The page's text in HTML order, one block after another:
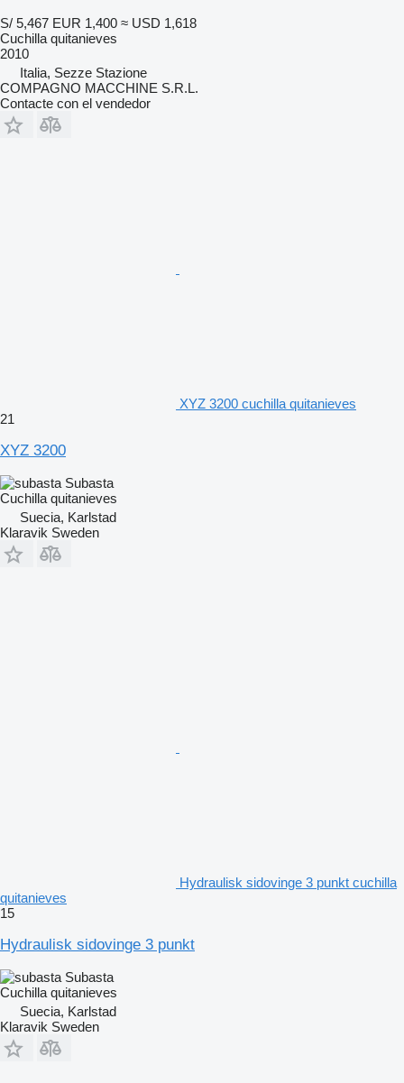
S/ 5,467 EUR 1,400 ≈ USD 1,618
Cuchilla quitanieves
2010
Italia, Sezze Stazione
COMPAGNO MACCHINE S.R.L.
Contacte con el vendedor
XYZ 3200 cuchilla quitanieves
21
XYZ 3200
Subasta
Cuchilla quitanieves
Suecia, Karlstad
Klaravik Sweden
Hydraulisk sidovinge 3 punkt cuchilla
quitanieves
15
Hydraulisk sidovinge 3 punkt
Subasta
Cuchilla quitanieves
Suecia, Karlstad
Klaravik Sweden